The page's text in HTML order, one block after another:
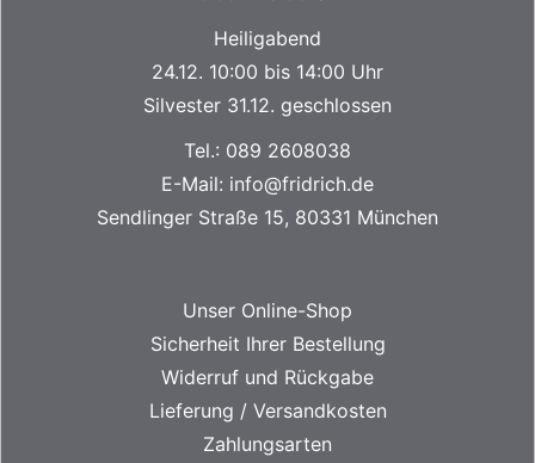
Heiligabend
24.12. 10:00 bis 14:00 Uhr
Silvester 31.12. geschlossen
Tel.: 089 2608038
E-Mail: info@fridrich.de
Sendlinger Straße 15, 80331 München
Unser Online-Shop
Sicherheit Ihrer Bestellung
Widerruf und Rückgabe
Lieferung / Versandkosten
Zahlungsarten